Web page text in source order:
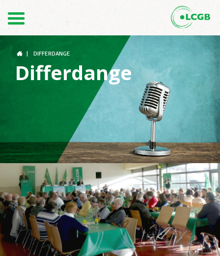
FR
Gewerkschaftsstrukturen
Unterstützung im Arbeitsalltag
Ihre Rechte
Unterstützung im Privatleben
DIFFERDANGE
Differdange